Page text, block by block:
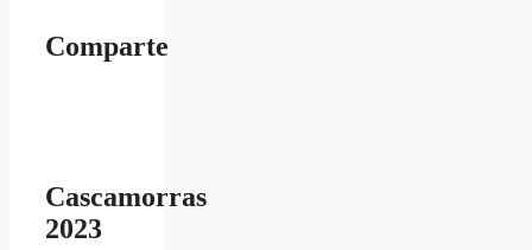
Comparte
Cascamorras
2023